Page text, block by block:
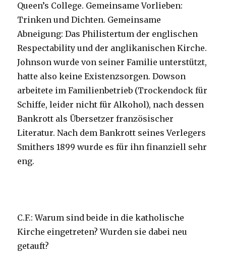
Queen’s College. Gemeinsame Vorlieben:
Trinken und Dichten. Gemeinsame
Abneigung: Das Philistertum der englischen
Respectability und der anglikanischen Kirche.
Johnson wurde von seiner Familie unterstützt,
hatte also keine Existenzsorgen. Dowson
arbeitete im Familienbetrieb (Trockendock für
Schiffe, leider nicht für Alkohol), nach dessen
Bankrott als Übersetzer französischer
Literatur. Nach dem Bankrott seines Verlegers
Smithers 1899 wurde es für ihn finanziell sehr
eng.
C.F.: Warum sind beide in die katholische
Kirche eingetreten? Wurden sie dabei neu
getauft?